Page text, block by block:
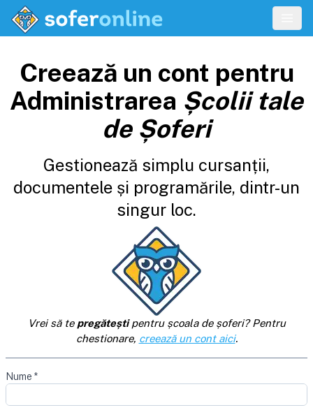
Creează un cont pentru
Administrarea Școlii tale
de Șoferi
Gestionează simplu cursanții,
documentele și programările, dintr-un
singur loc.
Vrei să te pregăteștipentru școala de șoferi? Pentru
chestionare, creează un cont aici.
Nume *